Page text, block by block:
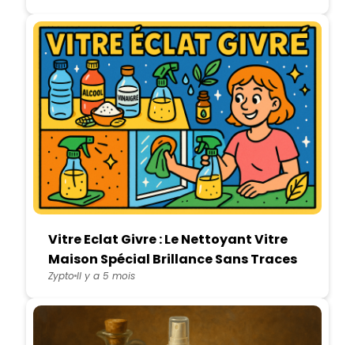
Vitre Eclat Givre : Le Nettoyant Vitre
Maison Spécial Brillance Sans Traces
ZyptoIl y a 5 mois